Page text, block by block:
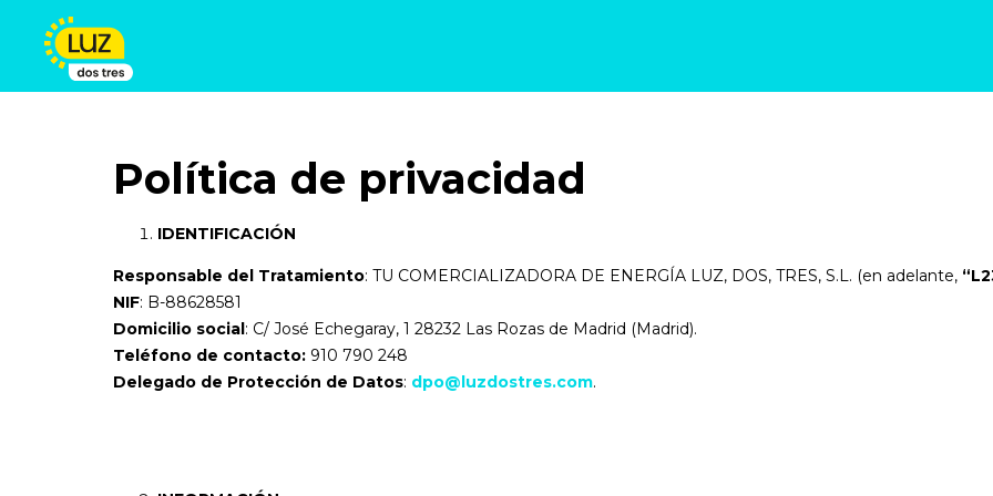
Política de privacidad
IDENTIFICACIÓN
Responsable del Tratamiento: TU COMERCIALIZADORA DE ENERGÍA LUZ, DOS, TRES, S.L. (en adelante,
NIF: B-88628581
Domicilio social : C/ José Echegaray, 1 28232 Las Rozas de Madrid (Madrid).
Teléfono de contacto: 910 790 248
Delegado de Protección de Datos: dpo@luzdostres.com.